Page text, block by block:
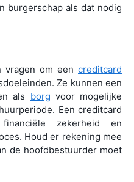
burgerschap als dat nodig
vragen om een creditcard
Ze kunnen een
als borg voor mogelijke
Een creditcard
zekerheid en
Houd er rekening mee
de hoofdbestuurder moet